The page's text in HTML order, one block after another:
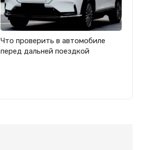
Что проверить в автомобиле
перед дальней поездкой